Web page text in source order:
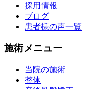
採用情報
ブログ
患者様の声一覧
施術メニュー
当院の施術
整体